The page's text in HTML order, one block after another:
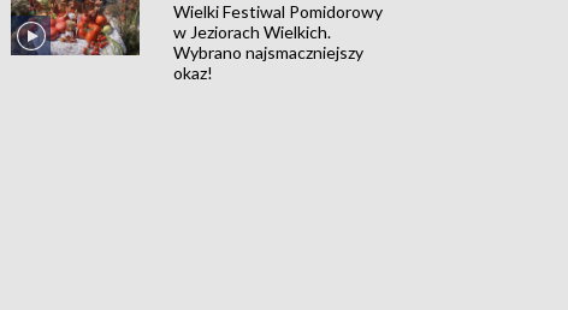
Wielki Festiwal Pomidorowy
w Jeziorach Wielkich.
Wybrano najsmaczniejszy
okaz!